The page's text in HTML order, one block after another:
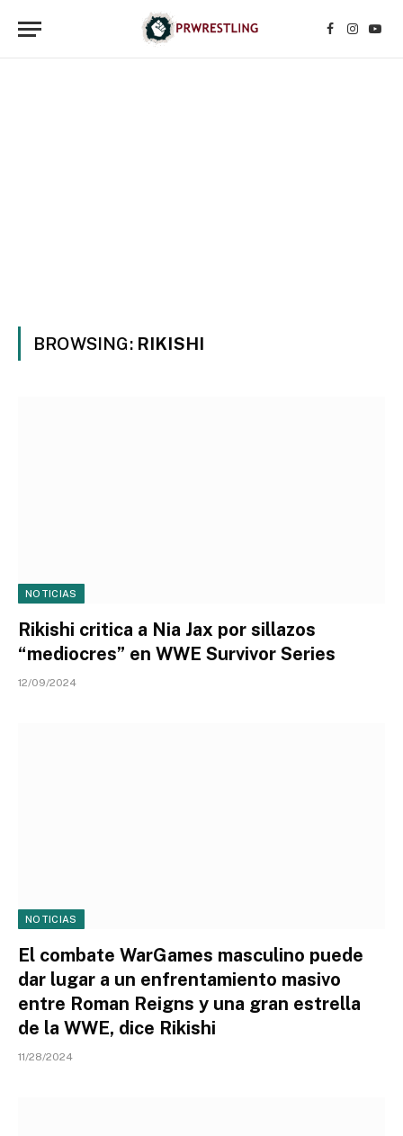
Facebook
BROWSING: RIKISHI
NOTICIAS
Rikishi critica a Nia Jax por sillazos
“mediocres” en WWE Survivor Series
12/09/2024
NOTICIAS
El combate WarGames masculino puede
dar lugar a un enfrentamiento masivo
entre Roman Reigns y una gran estrella
de la WWE, dice Rikishi
11/28/2024